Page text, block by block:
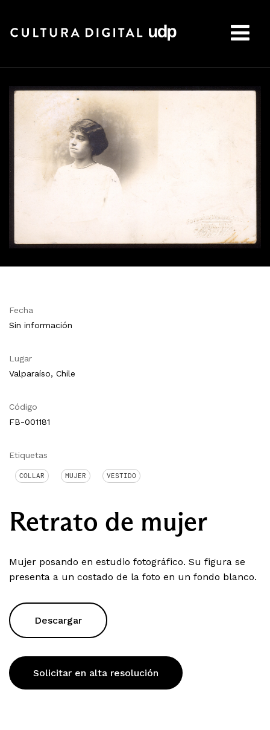
Fecha
Sin información
Lugar
Valparaíso, Chile
Código
FB-001181
Etiquetas
COLLAR MUJER VESTIDO
Retrato de mujer
Mujer posando en estudio fotográfico. Su figura se
presenta a un costado de la foto en un fondo blanco.
Descargar
Solicitar en alta resolución